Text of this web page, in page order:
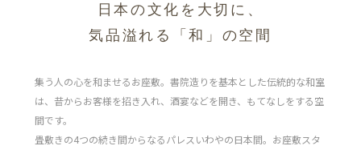
日本の文化を大切に、
気品溢れる「和」の空間
集う人の心を和ませるお座敷。書院造りを基本とした伝統的な和室
は、昔からお客様を招き入れ、酒宴などを開き、もてなしをする空
間です。
畳敷きの4つの続き間からなるパレスいわやの日本間。お座敷スタ